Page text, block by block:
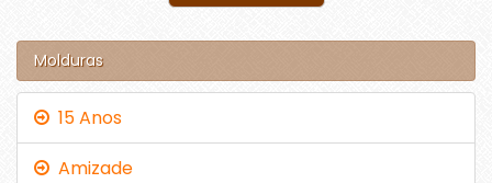
Molduras
15 Anos
Amizade